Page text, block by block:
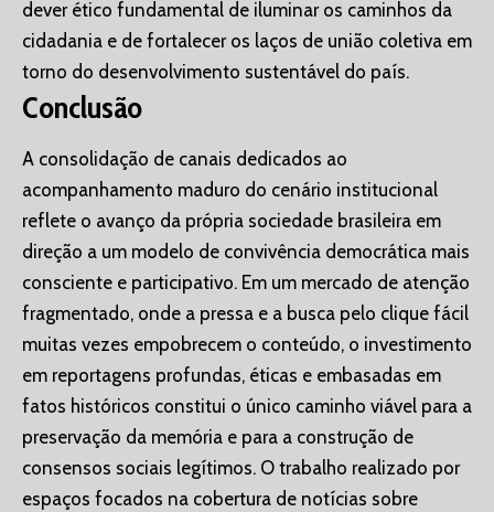
dever ético fundamental de iluminar os caminhos da
cidadania e de fortalecer os laços de união coletiva em
torno do desenvolvimento sustentável do país.
Conclusão
A consolidação de canais dedicados ao
acompanhamento maduro do cenário institucional
reflete o avanço da própria sociedade brasileira em
direção a um modelo de convivência democrática mais
consciente e participativo. Em um mercado de atenção
fragmentado, onde a pressa e a busca pelo clique fácil
muitas vezes empobrecem o conteúdo, o investimento
em reportagens profundas, éticas e embasadas em
fatos históricos constitui o único caminho viável para a
preservação da memória e para a construção de
consensos sociais legítimos. O trabalho realizado por
espaços focados na cobertura de notícias sobre